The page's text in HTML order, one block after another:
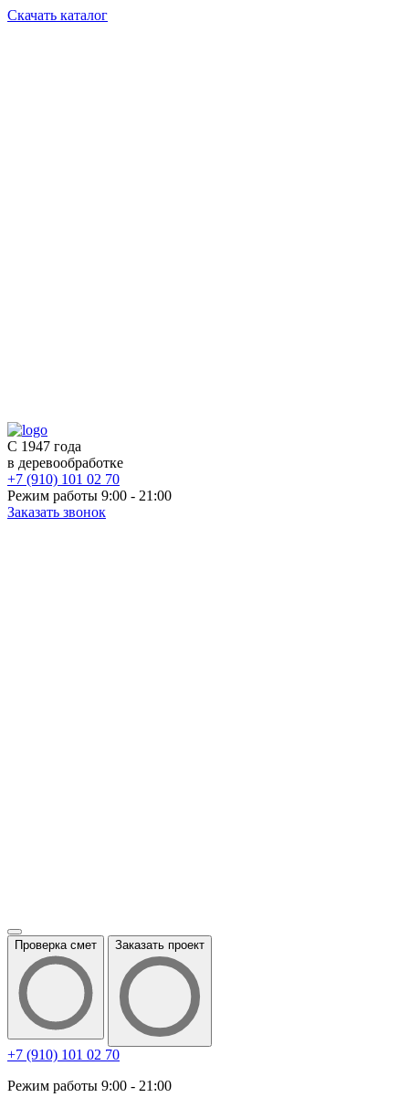
Скачать каталог
С 1947 года
в деревообработке
+7 (910) 101 02 70
Режим работы 9:00 - 21:00
Заказать звонок
Проверка смет Заказать проект
+7 (910) 101 02 70
Режим работы 9:00 - 21:00